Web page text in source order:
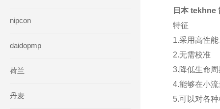
nipcon
daidopmp
荷兰
丹麦
日本 tekhne
特征
1.采用高性
2.无需校准
3.降低生命
4.能够在小
5.可以对各